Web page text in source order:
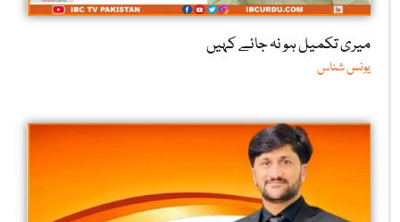
میری تکمیل ہو نہ جائے کہیں
یونس شناس